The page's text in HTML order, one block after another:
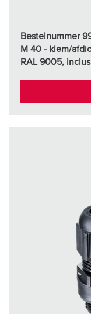
Bestelnummer
M 40 - klem/
RAL 9005,